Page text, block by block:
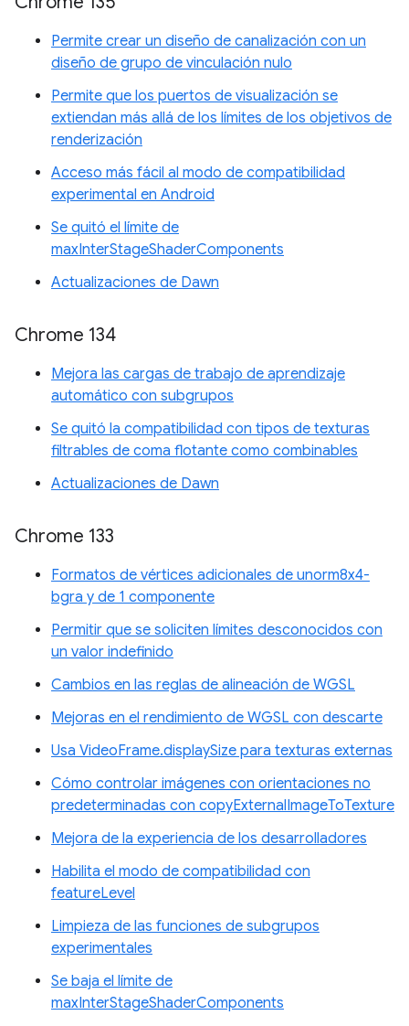
Permite crear un diseño de canalización con un
diseño de grupo de vinculación nulo
Permite que los puertos de visualización se
extiendan más allá de los límites de los objetivos de
renderización
Acceso más fácil al modo de compatibilidad
experimental en Android
Se quitó el límite de
maxInterStageShaderComponents
Actualizaciones de Dawn
Chrome 134
Mejora las cargas de trabajo de aprendizaje
automático con subgrupos
Se quitó la compatibilidad con tipos de texturas
filtrables de coma flotante como combinables
Actualizaciones de Dawn
Chrome 133
Formatos de vértices adicionales de unorm8x4-
bgra y de 1 componente
Permitir que se soliciten límites desconocidos con
un valor indefinido
Cambios en las reglas de alineación de WGSL
Mejoras en el rendimiento de WGSL con descarte
Usa VideoFrame.displaySize para texturas externas
Cómo controlar imágenes con orientaciones no
predeterminadas con copyExternalImageToTexture
Mejora de la experiencia de los desarrolladores
Habilita el modo de compatibilidad con
featureLevel
Limpieza de las funciones de subgrupos
experimentales
Se baja el límite de
maxInterStageShaderComponents